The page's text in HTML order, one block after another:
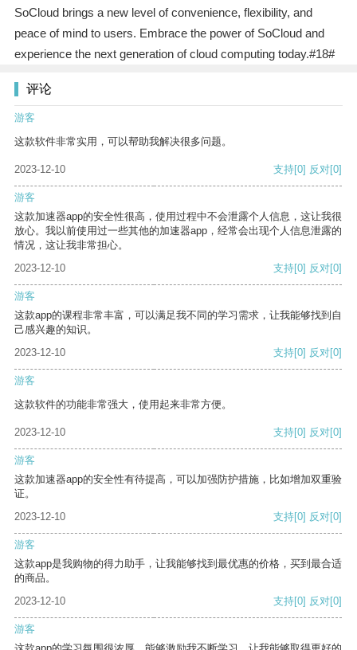
SoCloud brings a new level of convenience, flexibility, and
peace of mind to users. Embrace the power of SoCloud and
experience the next generation of cloud computing today.#18#
评论
游客
这款软件非常实用，可以帮助我解决很多问题。
2023-12-10 支持[0] 反对[0]
游客
这款加速器app的安全性很高，使用过程中不会泄露个人信息，这让我很
放心。我以前使用过一些其他的加速器app，经常会出现个人信息泄露的
情况，这让我非常担心。
2023-12-10
支持[0] 反对[0]
游客
这款app的课程非常丰富，可以满足我不同的学习需求，让我能够找到自
己感兴趣的知识。
2023-12-10
支持[0] 反对[0]
游客
这款软件的功能非常强大，使用起来非常方便。
2023-12-10 支持[0] 反对[0]
游客
这款加速器app的安全性有待提高，可以加强防护措施，比如增加双重验
证。
2023-12-10
支持[0] 反对[0]
游客
这款app是我购物的得力助手，让我能够找到最优惠的价格，买到最合适
的商品。
2023-12-10
支持[0] 反对[0]
游客